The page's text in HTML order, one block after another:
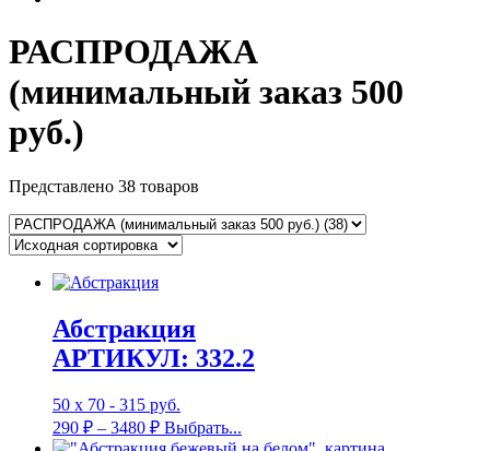
РАСПРОДАЖА
(минимальный заказ 500
руб.)
Представлено 38 товаров
Абстракция
АРТИКУЛ: 332.2
50 х 70 - 315 руб.
290 ₽ – 3480 ₽ Выбрать...